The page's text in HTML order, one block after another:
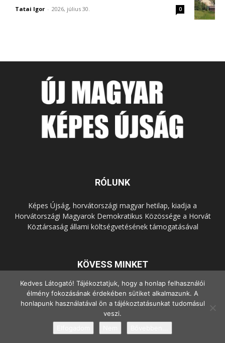
Tatai Igor - 2026, július 30. 0
RÓLUNK
Képes Újság, horvátországi magyar hetilap, kiadja a
Horvátországi Magyarok Demokratikus Közössége a Horvát
Köztársaság állami költségvetésének támogatásával
KÖVESS MINKET
© Copyright - 2022 Minden jog fenntartva.
Kedves Látogató! Tájékoztatjuk, hogy a honlap felhasználói
élmény fokozásának érdekében sütiket alkalmazunk. A
honlapunk használatával ön a tájékoztatásunkat tudomásul
veszi.